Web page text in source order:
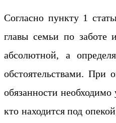
Согласно пункту 1
главы семьи по заботе
абсолютной, а
обстоятельствами. При
обязанности необходимо
кто находится под